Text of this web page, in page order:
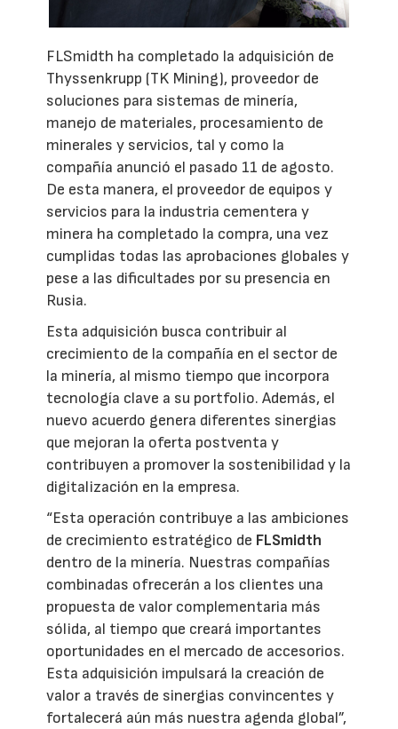
FLSmidth ha completado la adquisición de
Thyssenkrupp (TK Mining), proveedor de
soluciones para sistemas de minería,
manejo de materiales, procesamiento de
minerales y servicios, tal y como la
compañía anunció el pasado 11 de agosto.
De esta manera, el proveedor de equipos y
servicios para la industria cementera y
minera ha completado la compra, una vez
cumplidas todas las aprobaciones globales y
pese a las dificultades por su presencia en
Rusia.
Esta adquisición busca contribuir al
crecimiento de la compañía en el sector de
la minería, al mismo tiempo que incorpora
tecnología clave a su portfolio. Además, el
nuevo acuerdo genera diferentes sinergias
que mejoran la oferta postventa y
contribuyen a promover la sostenibilidad y la
digitalización en la empresa.
“Esta operación contribuye a las ambiciones
de crecimiento estratégico de FLSmidth
dentro de la minería. Nuestras compañías
combinadas ofrecerán a los clientes una
propuesta de valor complementaria más
sólida, al tiempo que creará importantes
oportunidades en el mercado de accesorios.
Esta adquisición impulsará la creación de
valor a través de sinergias convincentes y
fortalecerá aún más nuestra agenda global”,